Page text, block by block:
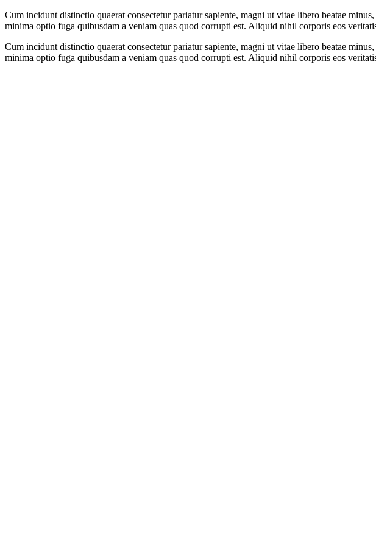
Cum incidunt distinctio quaerat consectetur pariatur sapiente, magni ut vitae libero beatae
minima optio fuga quibusdam a veniam quas quod corrupti est. Aliquid nihil corporis eos
Cum incidunt distinctio quaerat consectetur pariatur sapiente, magni ut vitae libero beatae
minima optio fuga quibusdam a veniam quas quod corrupti est. Aliquid nihil corporis eos